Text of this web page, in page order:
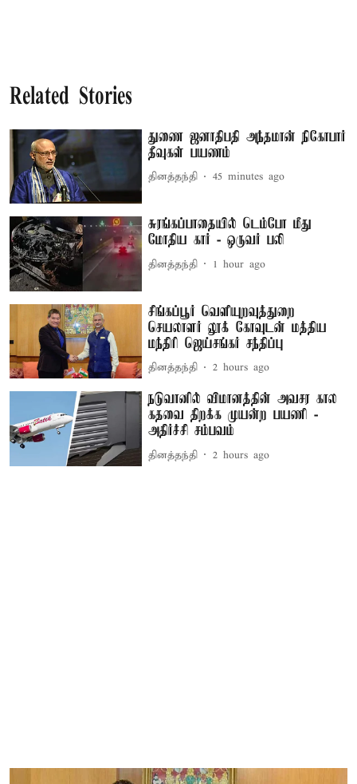
Related Stories
துணை ஜனாதிபதி அந்தமான் நிகோபார்
தீவுகள் பயணம்
தினத்தந்தி 45 minutes ago
சுரங்கப்பாதையில் டெம்போ மீது
மோதிய கார் - ஒருவர் பலி
தினத்தந்தி 1 hour ago
சிங்கப்பூர் வெளியுறவுத்துறை
செயலாளர் லூக் கோவுடன் மத்திய
மந்திரி ஜெய்சங்கர் சந்திப்பு
தினத்தந்தி 2 hours ago
நடுவானில் விமானத்தின் அவசர கால
கதவை திறக்க முயன்ற பயணி -
அதிர்ச்சி சம்பவம்
தினத்தந்தி 2 hours ago